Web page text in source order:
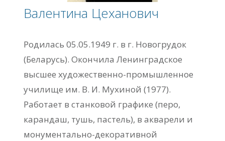
Валентина Цеханович
Родилась 05.05.1949 г. в г. Новогрудок
(Беларусь). Окончила Ленинградское
высшее художественно-промышленное
училище им. В. И. Мухиной (1977).
Работает в станковой графике (перо,
карандаш, тушь, пастель), в акварели и
монументально-декоративной